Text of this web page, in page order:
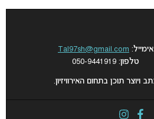
אימייל: Tal97sh@gmail.com
טלפון: 050-9441919
ויוצר תוכן בתחום האירוויזיון.